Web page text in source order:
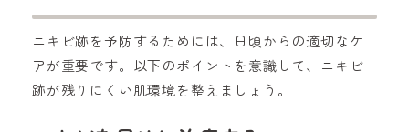
ニキビ跡を予防するためには、日頃からの適切なケ
アが重要です。以下のポイントを意識して、ニキビ
跡が残りにくい肌環境を整えましょう。